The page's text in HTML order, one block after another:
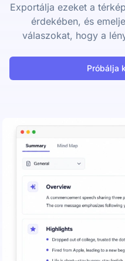
Exportálja ezeket a
érdekében, és
válaszokat, hogy a
Próbálja